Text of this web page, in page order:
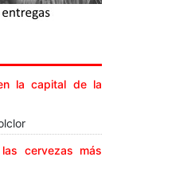
la capital de la
cervezas más